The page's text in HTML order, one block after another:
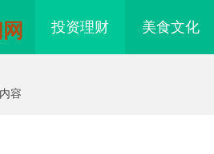
投资理财 美食文化
容